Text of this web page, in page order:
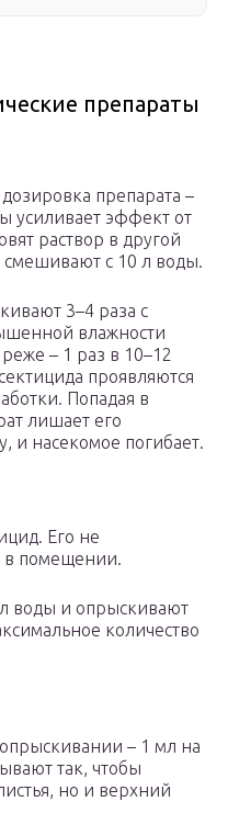
препараты
препарата –
усиливает эффект от
раствор в другой
смешивают с 10 л воды.
3–4 раза с
влажности
– 1 раз в 10–12
проявляются
Попадая в
лишает его
и насекомое погибает.
Его не
в помещении.
л воды и опрыскивают
количество
– 1 мл на
так, чтобы
но и верхний